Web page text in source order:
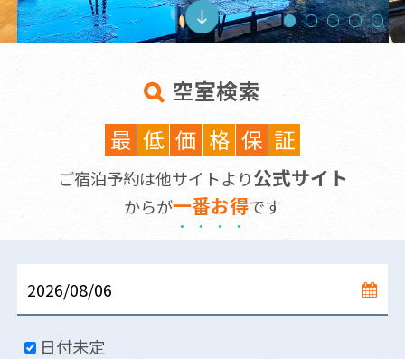
空室検索
最 低 価 格 保 証
ご宿泊予約は他サイトより公式サイト
からが一番お得です
日付未定